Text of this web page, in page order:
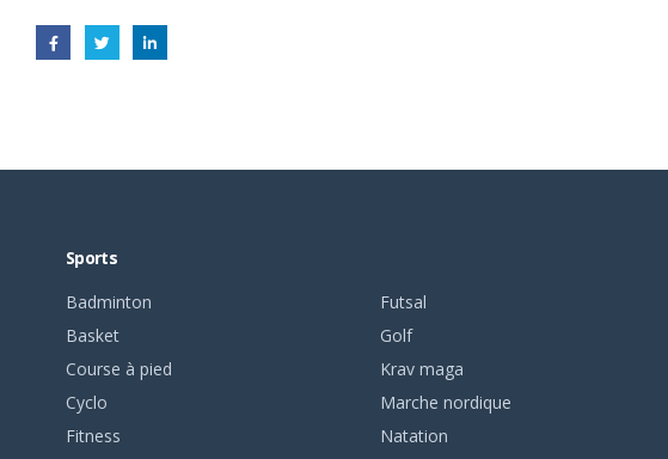
Sports
Badminton
Basket
Course à pied
Cyclo
Fitness
Futsal
Golf
Krav maga
Marche nordique
Natation